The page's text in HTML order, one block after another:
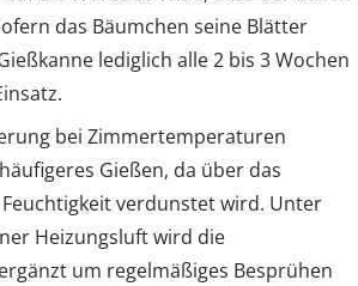
das Bäumchen seine Blätter
lediglich alle 2 bis 3 Wochen
bei Zimmertemperaturen
Gießen, da über das
verdunstet wird. Unter
Heizungsluft wird die
um regelmäßiges Besprühen